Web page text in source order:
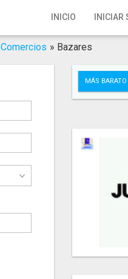
INICIO INICIAR
Comercios » Bazares
MÁS